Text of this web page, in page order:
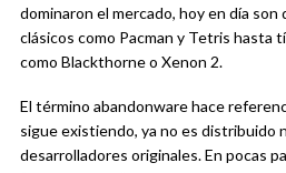
dominaron el mercado, hoy en día
clásicos como Pacman y Tetris hasta
como Blackthorne o Xenon 2.
El término abandonware hace
sigue existiendo, ya no es distribuido
desarrolladores originales. En pocas